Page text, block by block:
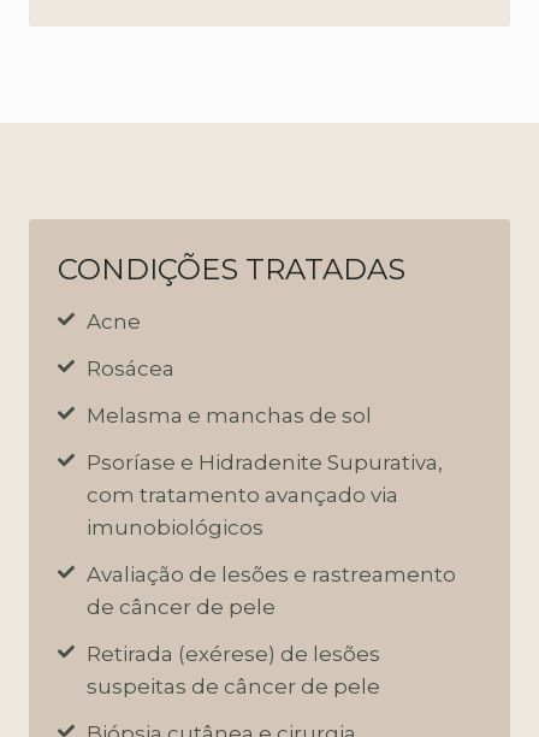
CONDIÇÕES TRATADAS
Acne
Rosácea
Melasma e manchas de sol
Psoríase e Hidradenite Supurativa,
com tratamento avançado via
imunobiológicos
Avaliação de lesões e rastreamento
de câncer de pele
Retirada (exérese) de lesões
suspeitas de câncer de pele